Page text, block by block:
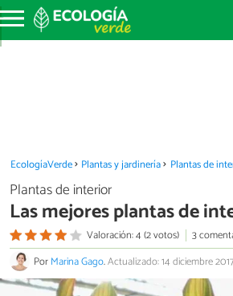
EcologíaVerde Plantas y jardinería Plantas de
Plantas de interior
Las mejores plantas de
Valoración: 4 (2 votos)
3
PorMarina Gago.Actualizado: 14 diciembre 2017